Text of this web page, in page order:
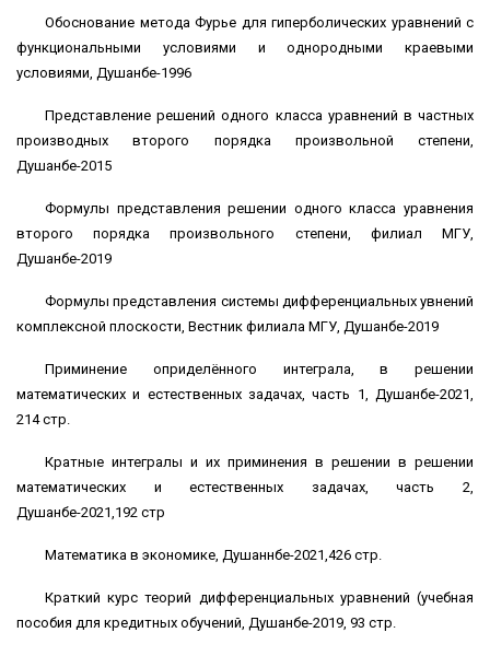
Обоснование метода Фурье для гиперболических уравнений с
функциональными условиями и однородными краевыми
условиями, Душанбе-1996
Представление решений одного класса уравнений в частных
производных второго порядка произвольной степени,
Душанбе-2015
Формулы представления решении одного класса уравнения
второго порядка произвольного степени, филиал МГУ,
Душанбе-2019
Формулы представления системы дифференциальных увнений
комплексной плоскости, Вестник филиала МГУ, Душанбе-2019
Приминение оприделённого интеграла, в решении
математических и естественных задачах, часть 1, Душанбе-2021,
214 стр.
Кратные интегралы и их приминения в решении в решении
математических и естественных задачах, часть 2,
Душанбе-2021,192 стр
Математика в экономике, Душаннбе-2021,426 стр.
Краткий курс теорий дифференциальных уравнений (учебная
пособия для кредитных обучений, Душанбе-2019, 93 стр.